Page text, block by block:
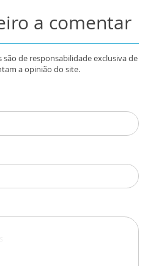
a comentar
são de responsabilidade exclusiva de
a opinião do site.